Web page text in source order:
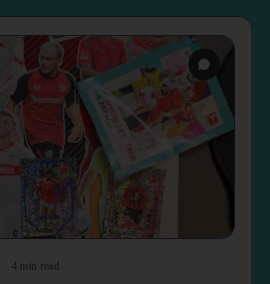
4 min read